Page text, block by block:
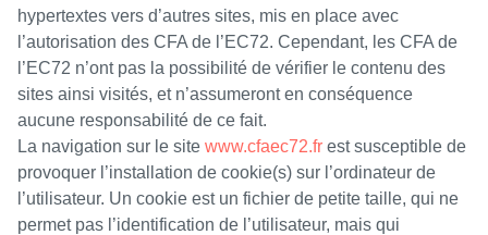
hypertextes vers d’autres sites, mis en place avec
l’autorisation des CFA de l’EC72. Cependant, les CFA de
l’EC72 n’ont pas la possibilité de vérifier le contenu des
sites ainsi visités, et n’assumeront en conséquence
aucune responsabilité de ce fait.
La navigation sur le site www.cfaec72.fr est susceptible de
provoquer l’installation de cookie(s) sur l’ordinateur de
l’utilisateur. Un cookie est un fichier de petite taille, qui ne
permet pas l’identification de l’utilisateur, mais qui